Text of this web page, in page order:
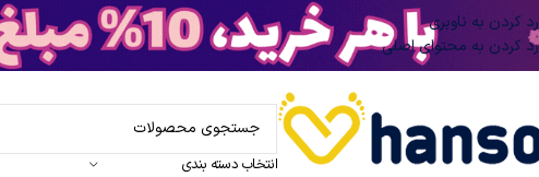
رد کردن به ناوبری
رد کردن به محتوای اصلی
انتخاب دسته بندی